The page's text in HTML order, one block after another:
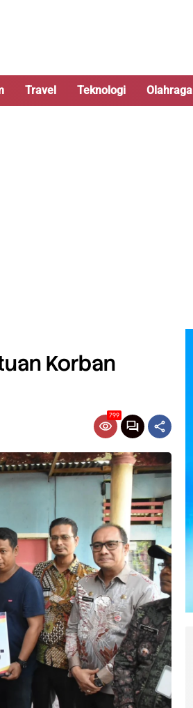
Travel Teknologi Olahraga
Korban
799